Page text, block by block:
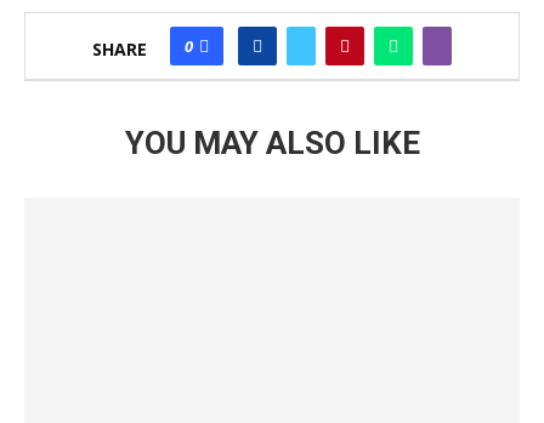
SHARE 0
YOU MAY ALSO LIKE